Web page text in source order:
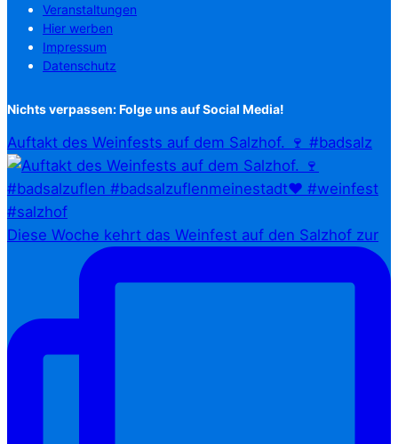
Veranstaltungen
Hier werben
Impressum
Datenschutz
Nichts verpassen: Folge uns auf Social Media!
Auftakt des Weinfests auf dem Salzhof. 🍷 #badsalz
Diese Woche kehrt das Weinfest auf den Salzhof zur